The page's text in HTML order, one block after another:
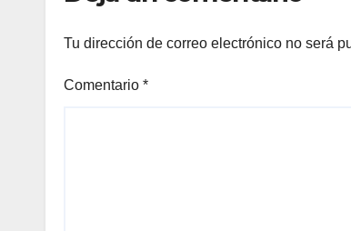
Tu dirección de correo electrónico no será
Comentario *